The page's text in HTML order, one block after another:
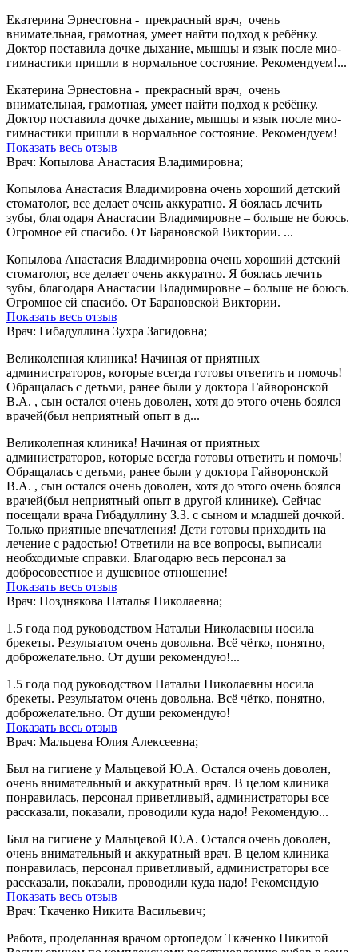
Екатерина Эрнестовна - прекрасный врач, очень
внимательная, грамотная, умеет найти подход к ребёнку.
Доктор поставила дочке дыхание, мышцы и язык после мио-
гимнастики пришли в нормальное состояние. Рекомендуем!...
Екатерина Эрнестовна - прекрасный врач, очень
внимательная, грамотная, умеет найти подход к ребёнку.
Доктор поставила дочке дыхание, мышцы и язык после мио-
гимнастики пришли в нормальное состояние. Рекомендуем!
Показать весь отзыв
Врач: Копылова Анастасия Владимировна;
Копылова Анастасия Владимировна очень хороший детский
стоматолог, все делает очень аккуратно. Я боялась лечить
зубы, благодаря Анастасии Владимировне – больше не боюсь.
Огромное ей спасибо. От Барановской Виктории. ...
Копылова Анастасия Владимировна очень хороший детский
стоматолог, все делает очень аккуратно. Я боялась лечить
зубы, благодаря Анастасии Владимировне – больше не боюсь.
Огромное ей спасибо. От Барановской Виктории.
Показать весь отзыв
Врач: Гибадуллина Зухра Загидовна;
Великолепная клиника! Начиная от приятных
администраторов, которые всегда готовы ответить и помочь!
Обращалась с детьми, ранее были у доктора Гайворонской
В.А. , сын остался очень доволен, хотя до этого очень боялся
врачей(был неприятный опыт в д...
Великолепная клиника! Начиная от приятных
администраторов, которые всегда готовы ответить и помочь!
Обращалась с детьми, ранее были у доктора Гайворонской
В.А. , сын остался очень доволен, хотя до этого очень боялся
врачей(был неприятный опыт в другой клинике). Сейчас
посещали врача Гибадуллину З.З. с сыном и младшей дочкой.
Только приятные впечатления! Дети готовы приходить на
лечение с радостью! Ответили на все вопросы, выписали
необходимые справки. Благодарю весь персонал за
добросовестное и душевное отношение!
Показать весь отзыв
Врач: Позднякова Наталья Николаевна;
1.5 года под руководством Натальи Николаевны носила
брекеты. Результатом очень довольна. Всё чётко, понятно,
доброжелательно. От души рекомендую!...
1.5 года под руководством Натальи Николаевны носила
брекеты. Результатом очень довольна. Всё чётко, понятно,
доброжелательно. От души рекомендую!
Показать весь отзыв
Врач: Мальцева Юлия Алексеевна;
Был на гигиене у Мальцевой Ю.А. Остался очень доволен,
очень внимательный и аккуратный врач. В целом клиника
понравилась, персонал приветливый, администраторы все
рассказали, показали, проводили куда надо! Рекомендую...
Был на гигиене у Мальцевой Ю.А. Остался очень доволен,
очень внимательный и аккуратный врач. В целом клиника
понравилась, персонал приветливый, администраторы все
рассказали, показали, проводили куда надо! Рекомендую
Показать весь отзыв
Врач: Ткаченко Никита Васильевич;
Работа, проделанная врачом ортопедом Ткаченко Никитой